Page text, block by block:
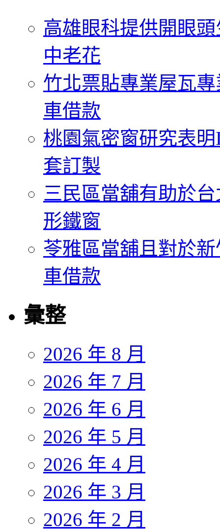
高雄眼科提供開眼
中老花
竹北票貼專業屋瓦
車借款
桃園氣密窗研究表
套訂製
三民區當舖有助於
形鐵窗
苓雅區當舖且對於
車借款
彙整
2026 年 8 月
2026 年 7 月
2026 年 6 月
2026 年 5 月
2026 年 4 月
2026 年 3 月
2026 年 2 月